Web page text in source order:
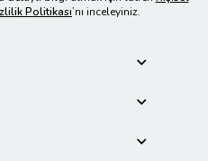
Politikası’nı inceleyiniz.